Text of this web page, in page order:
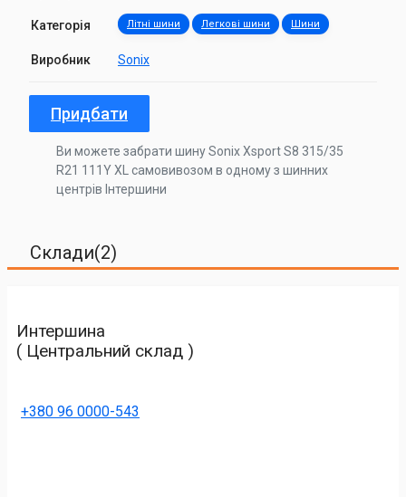
Категорія Літні шини Легкові шини Шини
Виробник Sonix
Придбати
Ви можете забрати шину Sonix Xsport S8 315/35
R21 111Y XL самовивозом в одному з шинних
центрів Інтершини
Склади(2)
Интершина
( Центральний склад )
+380 96 0000-543